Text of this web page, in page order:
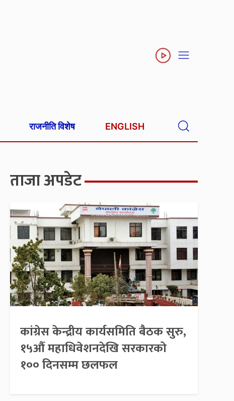
राजनीति विशेष ENGLISH
ताजा अपडेट
कांग्रेस केन्द्रीय कार्यसमिति बैठक सुरु,
१५औँ महाधिवेशनदेखि सरकारको
१०० दिनसम्म छलफल